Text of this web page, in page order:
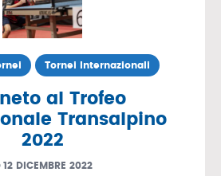
Tornei Internazionali
al Trofeo
Transalpino
2022
12 DICEMBRE 2022